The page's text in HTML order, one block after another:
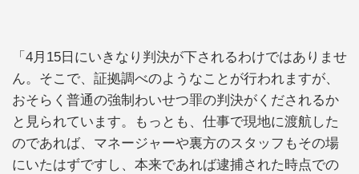
「4月15日にいきなり判決が下されるわけではありませ
ん。そこで、証拠調べのようなことが行われますが、
おそらく普通の強制わいせつ罪の判決がくだされるか
と見られています。もっとも、仕事で現地に渡航した
のであれば、マネージャーや裏方のスタッフもその場
にいたはずですし、本来であれば逮捕された時点での